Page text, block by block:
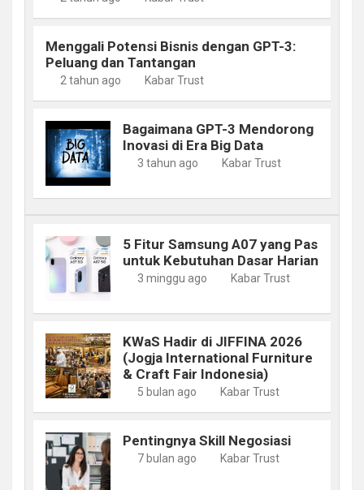
Menggali Potensi Bisnis dengan GPT-3:
Peluang dan Tantangan
2 tahun ago Kabar Trust
Bagaimana GPT-3 Mendorong
Inovasi di Era Big Data
3 tahun ago Kabar Trust
5 Fitur Samsung A07 yang Pas
untuk Kebutuhan Dasar Harian
3 minggu ago Kabar Trust
KWaS Hadir di JIFFINA 2026
(Jogja International Furniture
& Craft Fair Indonesia)
5 bulan ago Kabar Trust
Pentingnya Skill Negosiasi
7 bulan ago Kabar Trust